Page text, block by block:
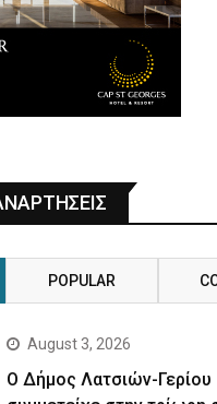
POPULAR
August 3, 2026
Ο Δήμος Λατσιών-Γερίου